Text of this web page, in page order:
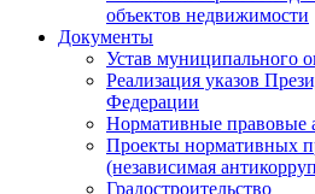
объектов недвижимости
Документы
Устав муниципального
Реализация указов
Федерации
Нормативные правовые
Проекты нормативных
(независимая
Градостроительство